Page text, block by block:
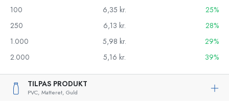
100
6,35 kr.
25%
250
6,13 kr.
28%
1.000
5,98 kr.
29%
2.000
5,16 kr. 39%
TILPAS PRODUKT
PVC, Matteret, Guld